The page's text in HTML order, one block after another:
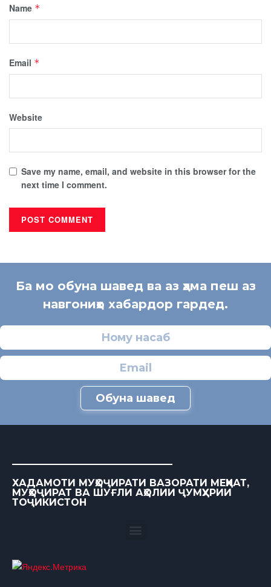
Name *
Email *
Website
Save my name, email, and website in this browser for the
next time I comment.
Ба мо обуна шавед ва аз ҳама пеш аз
навгониҳо хабардор гардед.
Обуна шавед
ХАДАМОТИ МУҲОҶИРАТИ ВАЗОРАТИ МЕҲНАТ,
МУҲОҶИРАТ ВА ШУҒЛИ АҲОЛИИ ҶУМҲУРИИ
ТОҶИКИСТОН